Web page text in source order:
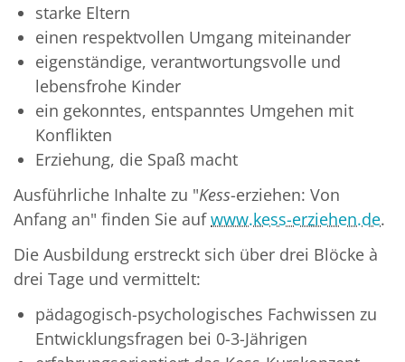
starke Eltern
einen respektvollen Umgang miteinander
eigenständige, verantwortungsvolle und
lebensfrohe Kinder
ein gekonntes, entspanntes Umgehen mit
Konflikten
Erziehung, die Spaß macht
Ausführliche Inhalte zu "Kess-erziehen: Von
Anfang an" finden Sie aufwww.kess-erziehen.de.
Die Ausbildung erstreckt sich über drei Blöcke à
drei Tage und vermittelt:
pädagogisch-psychologisches Fachwissen zu
Entwicklungsfragen bei 0-3-Jährigen